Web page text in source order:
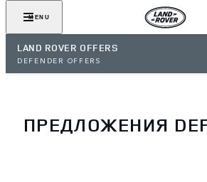
MENU
LAND ROVER OFFERS
DEFENDER OFFERS
ПРЕДЛОЖЕНИЯ